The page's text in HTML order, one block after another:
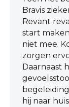
Bravis
Revant
start
niet mee.
zorgen
Daarnaast
hij naar